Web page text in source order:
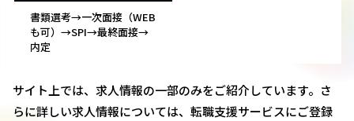
書類選考→一次面接（WEB
も可）→SPI→最終面接→
内定
サイト上では、求人情報の一部のみをご紹介しています。さ
らに詳しい求人情報については、転職支援サービスにご登録